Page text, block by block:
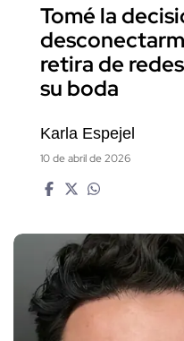
Tomé la
retira de
su boda
Karla Espejel
10 de abril de 2026